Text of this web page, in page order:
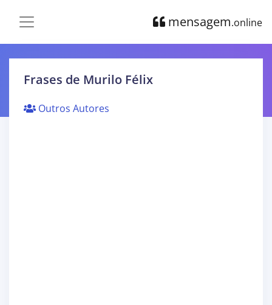
mensagem.online
Frases de Murilo Félix
Outros Autores